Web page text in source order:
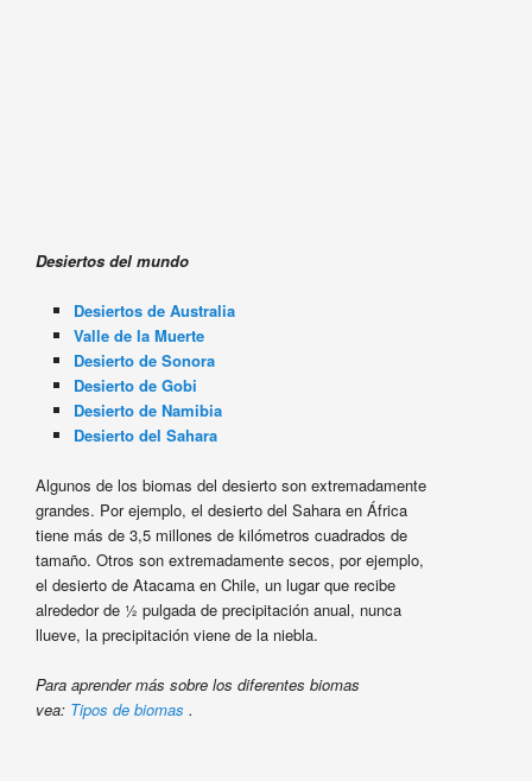
Desiertos del mundo
Desiertos de Australia
Valle de la Muerte
Desierto de Sonora
Desierto de Gobi
Desierto de Namibia
Desierto del Sahara
Algunos de los biomas del desierto son extremadamente
grandes. Por ejemplo, el desierto del Sahara en África
tiene más de 3,5 millones de kilómetros cuadrados de
tamaño. Otros son extremadamente secos, por ejemplo,
el desierto de Atacama en Chile, un lugar que recibe
alrededor de ½ pulgada de precipitación anual, nunca
llueve, la precipitación viene de la niebla.
Para aprender más sobre los diferentes biomas
vea: Tipos de biomas .